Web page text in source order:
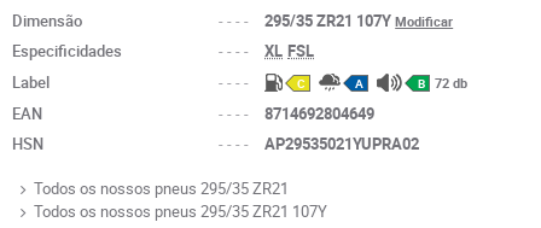
Dimensão
---- 295/35 ZR21 107YModificar
Especificidades ---- XL FSL
Label
---- C A B 72 db
EAN ----
8714692804649
HSN
---- AP29535021YUPRA02
Todos os nossos pneus 295/35 ZR21
Todos os nossos pneus 295/35 ZR21 107Y